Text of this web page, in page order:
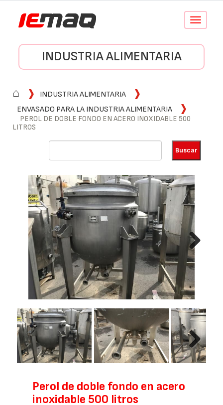
Conmutar
INDUSTRIA ALIMENTARIA
⌂
INDUSTRIA ALIMENTARIA
ENVASADO PARA LA INDUSTRIA ALIMENTARIA
PEROL DE DOBLE FONDO EN ACERO INOXIDABLE 500
LITROS
Next
Next
Perol de doble fondo en acero
inoxidable 500 litros